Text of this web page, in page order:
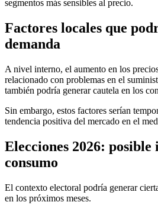
segmentos más sensibles al precio.
Factores locales que
demanda
A nivel interno, el aumento en los
relacionado con problemas en el
también podría generar cautela en los
Sin embargo, estos factores serían
tendencia positiva del mercado en el
Elecciones 2026: posible
consumo
El contexto electoral podría generar
en los próximos meses.